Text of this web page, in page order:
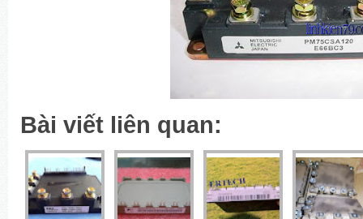
Bài viết liên quan: